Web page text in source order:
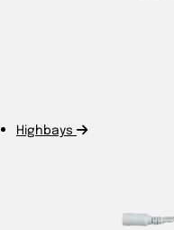
Highbays